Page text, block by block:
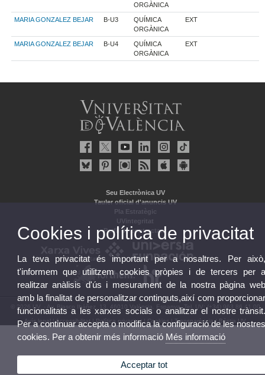
ORGÀNICA
MARIA GONZALEZ BEJAR B-U3
QUÍMICA
ORGÀNICA
EXT
MARIA GONZALEZ BEJAR B-U4
QUÍMICA
ORGÀNICA
EXT
Seu Electrònica UV
Tauler oficial d'anuncis UV
Pla Estratègic
UVintegritat
Perfil de contractant
© 2026 UV. - Av. Blasco Ibáñez, 13. 46010 València. Espanya. Tel. UV: (+34) 963 86 41 00
Avís legal |Accessibilitat Política privacitat Cookies Transparència | Bústia UV
Cookies i política de privacitat
La teva privacitat és important per a nosaltres. Per
t'informem que utilitzem cookies pròpies i de tercers per
realitzar anàlisis d'ús i mesurament de la nostra pàgina
amb la finalitat de personalitzar continguts,així com
funcionalitats a les xarxes socials o analitzar el nostre
Per a continuar accepta o modifica la configuració de les
cookies. Per a obtenir més informació Més informació
Acceptar tot